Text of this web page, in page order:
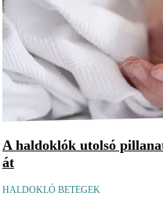
A haldoklók utolsó
át
HALDOKLÓ BETEGEK